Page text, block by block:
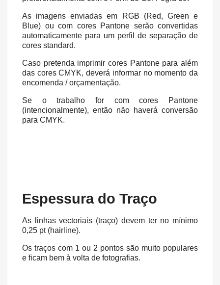
As imagens enviadas em RGB (Red, Green e
Blue) ou com cores Pantone serão convertidas
automaticamente para um perfil de separação de
cores standard.
Caso pretenda imprimir cores Pantone para além
das cores CMYK, deverá informar no momento da
encomenda / orçamentação.
Se o trabalho for com cores Pantone
(intencionalmente), então não haverá conversão
para CMYK.
Espessura do Traço
As linhas vectoriais (traço) devem ter no mínimo
0,25 pt (hairline).
Os traços com 1 ou 2 pontos são muito populares
e ficam bem à volta de fotografias.